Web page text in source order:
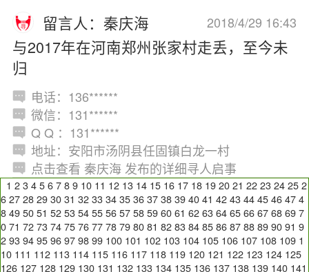
2018/4/29 16:43
留言人：秦庆海
与2017年在河南郑州张家村走丢，至今未
归
电话：136******
微信：131******
Q Q ：131******
地址：安阳市汤阴县任固镇白龙一村
点击查看 秦庆海 发布的详细寻人启事
1 2 3 4 5 6 7 8 9 10 11 12 13 14 15 16 17 18 19 20 21 22 23 24 25 2
6 27 28 29 30 31 32 33 34 35 36 37 38 39 40 41 42 43 44 45 46 47 4
8 49 50 51 52 53 54 55 56 57 58 59 60 61 62 63 64 65 66 67 68 69 7
0 71 72 73 74 75 76 77 78 79 80 81 82 83 84 85 86 87 88 89 90 91 9
2 93 94 95 96 97 98 99 100 101 102 103 104 105 106 107 108 109 1
10 111 112 113 114 115 116 117 118 119 120 121 122 123 124 125
126 127 128 129 130 131 132 133 134 135 136 137 138 139 140 141